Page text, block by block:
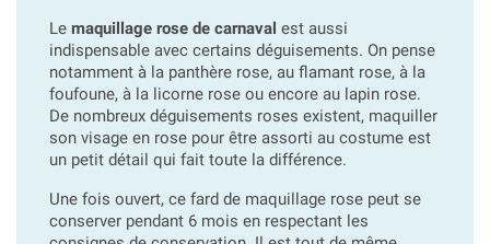
Le maquillage rose de carnaval est aussi
indispensable avec certains déguisements. On pense
notamment à la panthère rose, au flamant rose, à la
foufoune, à la licorne rose ou encore au lapin rose.
De nombreux déguisements roses existent, maquiller
son visage en rose pour être assorti au costume est
un petit détail qui fait toute la différence.
Une fois ouvert, ce fard de maquillage rose peut se
conserver pendant 6 mois en respectant les